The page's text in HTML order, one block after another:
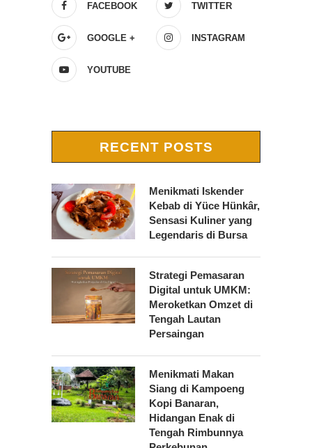
FACEBOOK TWITTER
GOOGLE + INSTAGRAM
YOUTUBE
RECENT POSTS
Menikmati Iskender
Kebab di Yüce Hünkâr,
Sensasi Kuliner yang
Legendaris di Bursa
Strategi Pemasaran
Digital untuk UMKM:
Meroketkan Omzet di
Tengah Lautan
Persaingan
Menikmati Makan
Siang di Kampoeng
Kopi Banaran,
Hidangan Enak di
Tengah Rimbunnya